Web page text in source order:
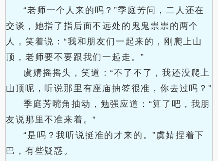
“老师一个人来的吗？”季庭芳问，二人还在
交谈，她指了指后面不远处的鬼鬼祟祟的两个
人，笑着说：“我和朋友们一起来的，刚爬上山
顶，老师要不要跟我们一起走。”
虞婧摇摇头，笑道：“不了不了，我还没爬上
山顶呢，听说那里有座庙抽签很准，你去过吗？”
季庭芳嘴角抽动，勉强应道：“算了吧，我朋
友说那里不准来着。”
“是吗？我听说挺准的才来的。”虞婧捏着下
巴，有些疑惑。